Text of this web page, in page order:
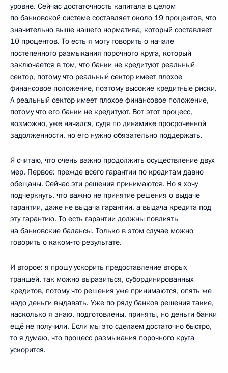
уровне. Сейчас достаточность капитала в целом
по банковской системе составляет около 19 процентов, что
значительно выше нашего норматива, который составляет
10 процентов. То есть я могу говорить о начале
постепенного размыкания порочного круга, который
заключается в том, что банки не кредитуют реальный
сектор, потому что реальный сектор имеет плохое
финансовое положение, поэтому высокие кредитные риски.
А реальный сектор имеет плохое финансовое положение,
потому что его банки не кредитуют. Вот этот процесс,
возможно, уже начался, судя по динамике просроченной
задолженности, но его нужно обязательно поддержать.
Я считаю, что очень важно продолжить осуществление двух
мер. Первое: прежде всего гарантии по кредитам давно
обещаны. Сейчас эти решения принимаются. Но я хочу
подчеркнуть, что важно не принятие решения о выдаче
гарантии, даже не выдача гарантии, а выдача кредита под
эту гарантию. То есть гарантии должны повлиять
на банковские балансы. Только в этом случае можно
говорить о каком‑то результате.
И второе: я прошу ускорить предоставление вторых
траншей, так можно выразиться, субординированных
кредитов, потому что решения уже принимаются, опять же
надо деньги выдавать. Уже по ряду банков решения такие,
насколько я знаю, подготовлены, приняты, но деньги банки
ещё не получили. Если мы это сделаем достаточно быстро,
то я думаю, что процесс размыкания порочного круга
ускорится.